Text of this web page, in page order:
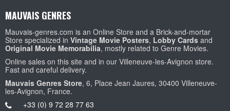
MAUVAIS GENRES
Mauvais-genres.com is an Online Store and a Brick-and-mortar
Store specialized in Vintage Movie Posters, Lobby Cards and
Original Movie Memorabilia, mostly related to Genre Movies.
Online sales on this site and in our Villeneuve-les-Avignon store.
Fast and careful delivery.
Mauvais Genres Store, 6, Place Jean Jaures, 30400 Villeneuve-
les-Avignon, France.
+33 (0) 9 72 28 77 63